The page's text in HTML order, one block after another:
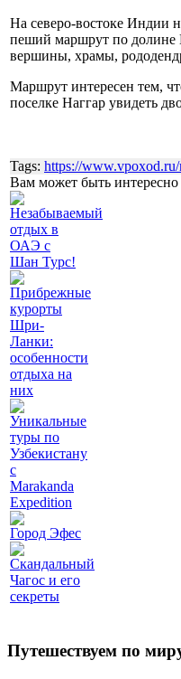
На северо-востоке Индии
пеший маршрут по долине
вершины, храмы,
Маршрут интересен тем,
поселке Наггар увидеть
Tags: https://
Вам может быть интересно
Незабываемый
отдых в
ОАЭ с
Шан Турс!
Прибрежные
курорты
Шри-
Ланки:
особенности
отдыха на
них
Уникальные
туры по
Узбекистану
с
Marakanda
Expedition
Город Эфес
Скандальный
Чагос и его
секреты
Путешествуем по